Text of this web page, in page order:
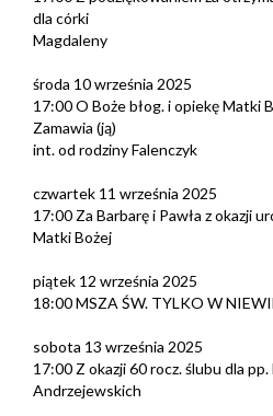
dla córki
Magdaleny
środa 10 września 2025
17:00 O Boże błog. i opiekę Matki
Zamawia (ją)
int. od rodziny Falenczyk
czwartek 11 września 2025
17:00 Za Barbarę i Pawła z okazji
Matki Bożej
piątek 12 września 2025
18:00 MSZA ŚW. TYLKO W
sobota 13 września 2025
17:00 Z okazji 60 rocz. ślubu dla
Andrzejewskich